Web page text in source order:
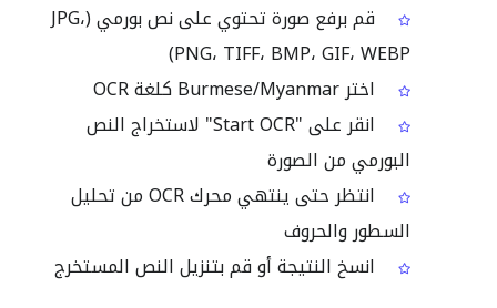
قم برفع صورة تحتوي على نص بورمي (JPG،
PNG، TIFF، BMP، GIF، WEBP)
اختر Burmese/Myanmar كلغة OCR
انقر على "Start OCR" لاستخراج النص
البورمي من الصورة
انتظر حتى ينتهي محرك OCR من تحليل
السطور والحروف
انسخ النتيجة أو قم بتنزيل النص المستخرج